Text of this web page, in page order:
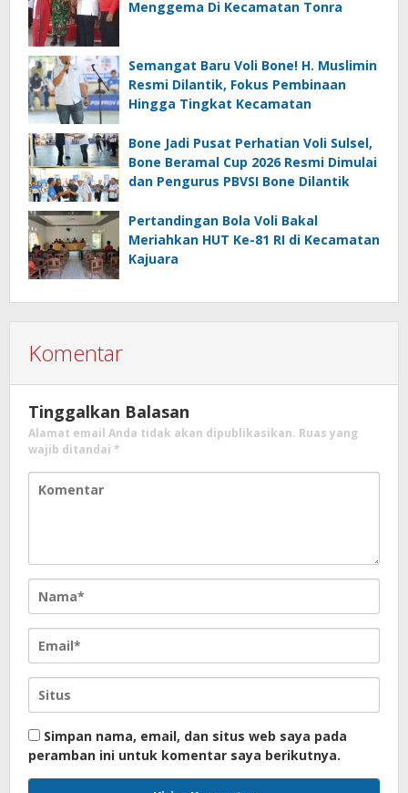
Menggema Di Kecamatan Tonra
Semangat Baru Voli Bone! H. Muslimin
Resmi Dilantik, Fokus Pembinaan
Hingga Tingkat Kecamatan
Bone Jadi Pusat Perhatian Voli Sulsel,
Bone Beramal Cup 2026 Resmi Dimulai
dan Pengurus PBVSI Bone Dilantik
Pertandingan Bola Voli Bakal
Meriahkan HUT Ke-81 RI di Kecamatan
Kajuara
Komentar
Tinggalkan Balasan
Alamat email Anda tidak akan dipublikasikan. Ruas yang
wajib ditandai *
Simpan nama, email, dan situs web saya pada
peramban ini untuk komentar saya berikutnya.